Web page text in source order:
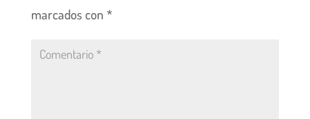
marcados con *